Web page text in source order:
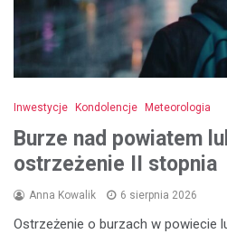
Inwestycje Kondolencje Meteorologia
Burze nad powiatem
ostrzeżenie II stopnia
Anna Kowalik 6 sierpnia 2026
Ostrzeżenie o burzach w powiecie